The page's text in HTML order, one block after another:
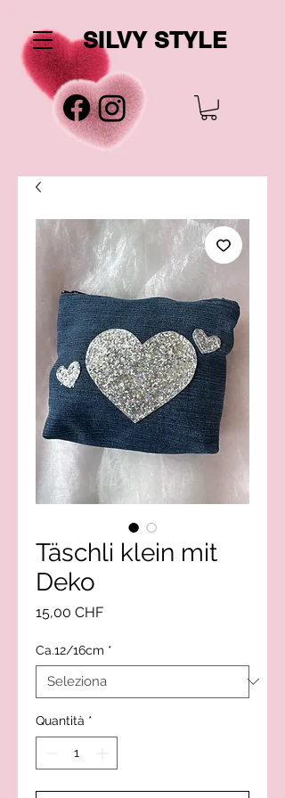
SILVY STYLE
Täschli klein mit
Deko
15,00 CHFPrezzo
Ca.12/16cm *
Quantità *